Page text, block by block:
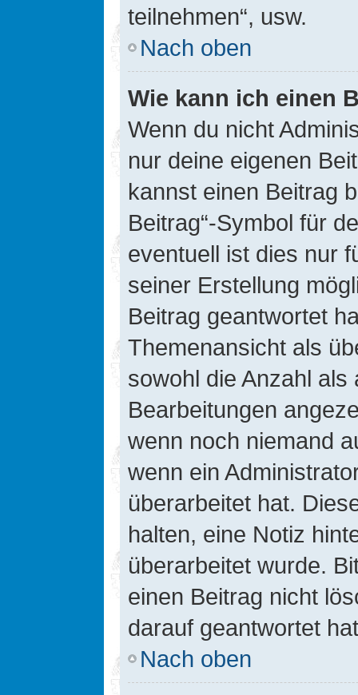
teilnehmen“, usw.
Nach oben
Wie kann ich einen
Wenn du nicht
nur deine eigenen
kannst einen Beitrag
Beitrag“-Symbol für
eventuell ist dies nur
seiner Erstellung
Beitrag geantwortet
Themenansicht als
sowohl die Anzahl
Bearbeitungen
wenn noch niemand
wenn ein
überarbeitet hat.
halten, eine Notiz
überarbeitet wurde.
einen Beitrag nicht
darauf geantwortet
Nach oben